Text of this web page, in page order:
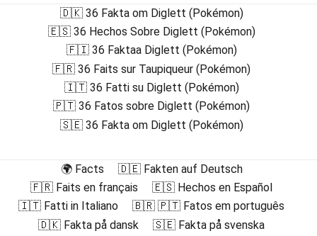
🇩🇰 36 Fakta om Diglett (Pokémon)
🇪🇸 36 Hechos Sobre Diglett (Pokémon)
🇫🇮 36 Faktaa Diglett (Pokémon)
🇫🇷 36 Faits sur Taupiqueur (Pokémon)
🇮🇹 36 Fatti su Diglett (Pokémon)
🇵🇹 36 Fatos sobre Diglett (Pokémon)
🇸🇪 36 Fakta om Diglett (Pokémon)
🌍 Facts
🇩🇪 Fakten auf Deutsch
🇫🇷 Faits en français
🇪🇸 Hechos en Español
🇮🇹 Fatti in Italiano
🇧🇷 🇵🇹 Fatos em português
🇩🇰 Fakta på dansk
🇸🇪 Fakta på svenska